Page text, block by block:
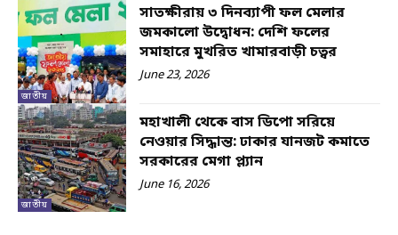
জাতীয়
সাতক্ষীরায় ৩ দিনব্যাপী ফল মেলার
জমকালো উদ্বোধন: দেশি ফলের
সমাহারে মুখরিত খামারবাড়ী চত্বর
June 23, 2026
জাতীয়
মহাখালী থেকে বাস ডিপো সরিয়ে
নেওয়ার সিদ্ধান্ত: ঢাকার যানজট কমাতে
সরকারের মেগা প্ল্যান
June 16, 2026